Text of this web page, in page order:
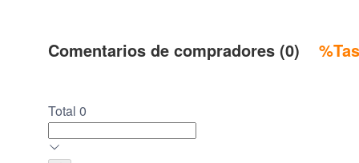
Comentarios de compradores (0)
Total 0